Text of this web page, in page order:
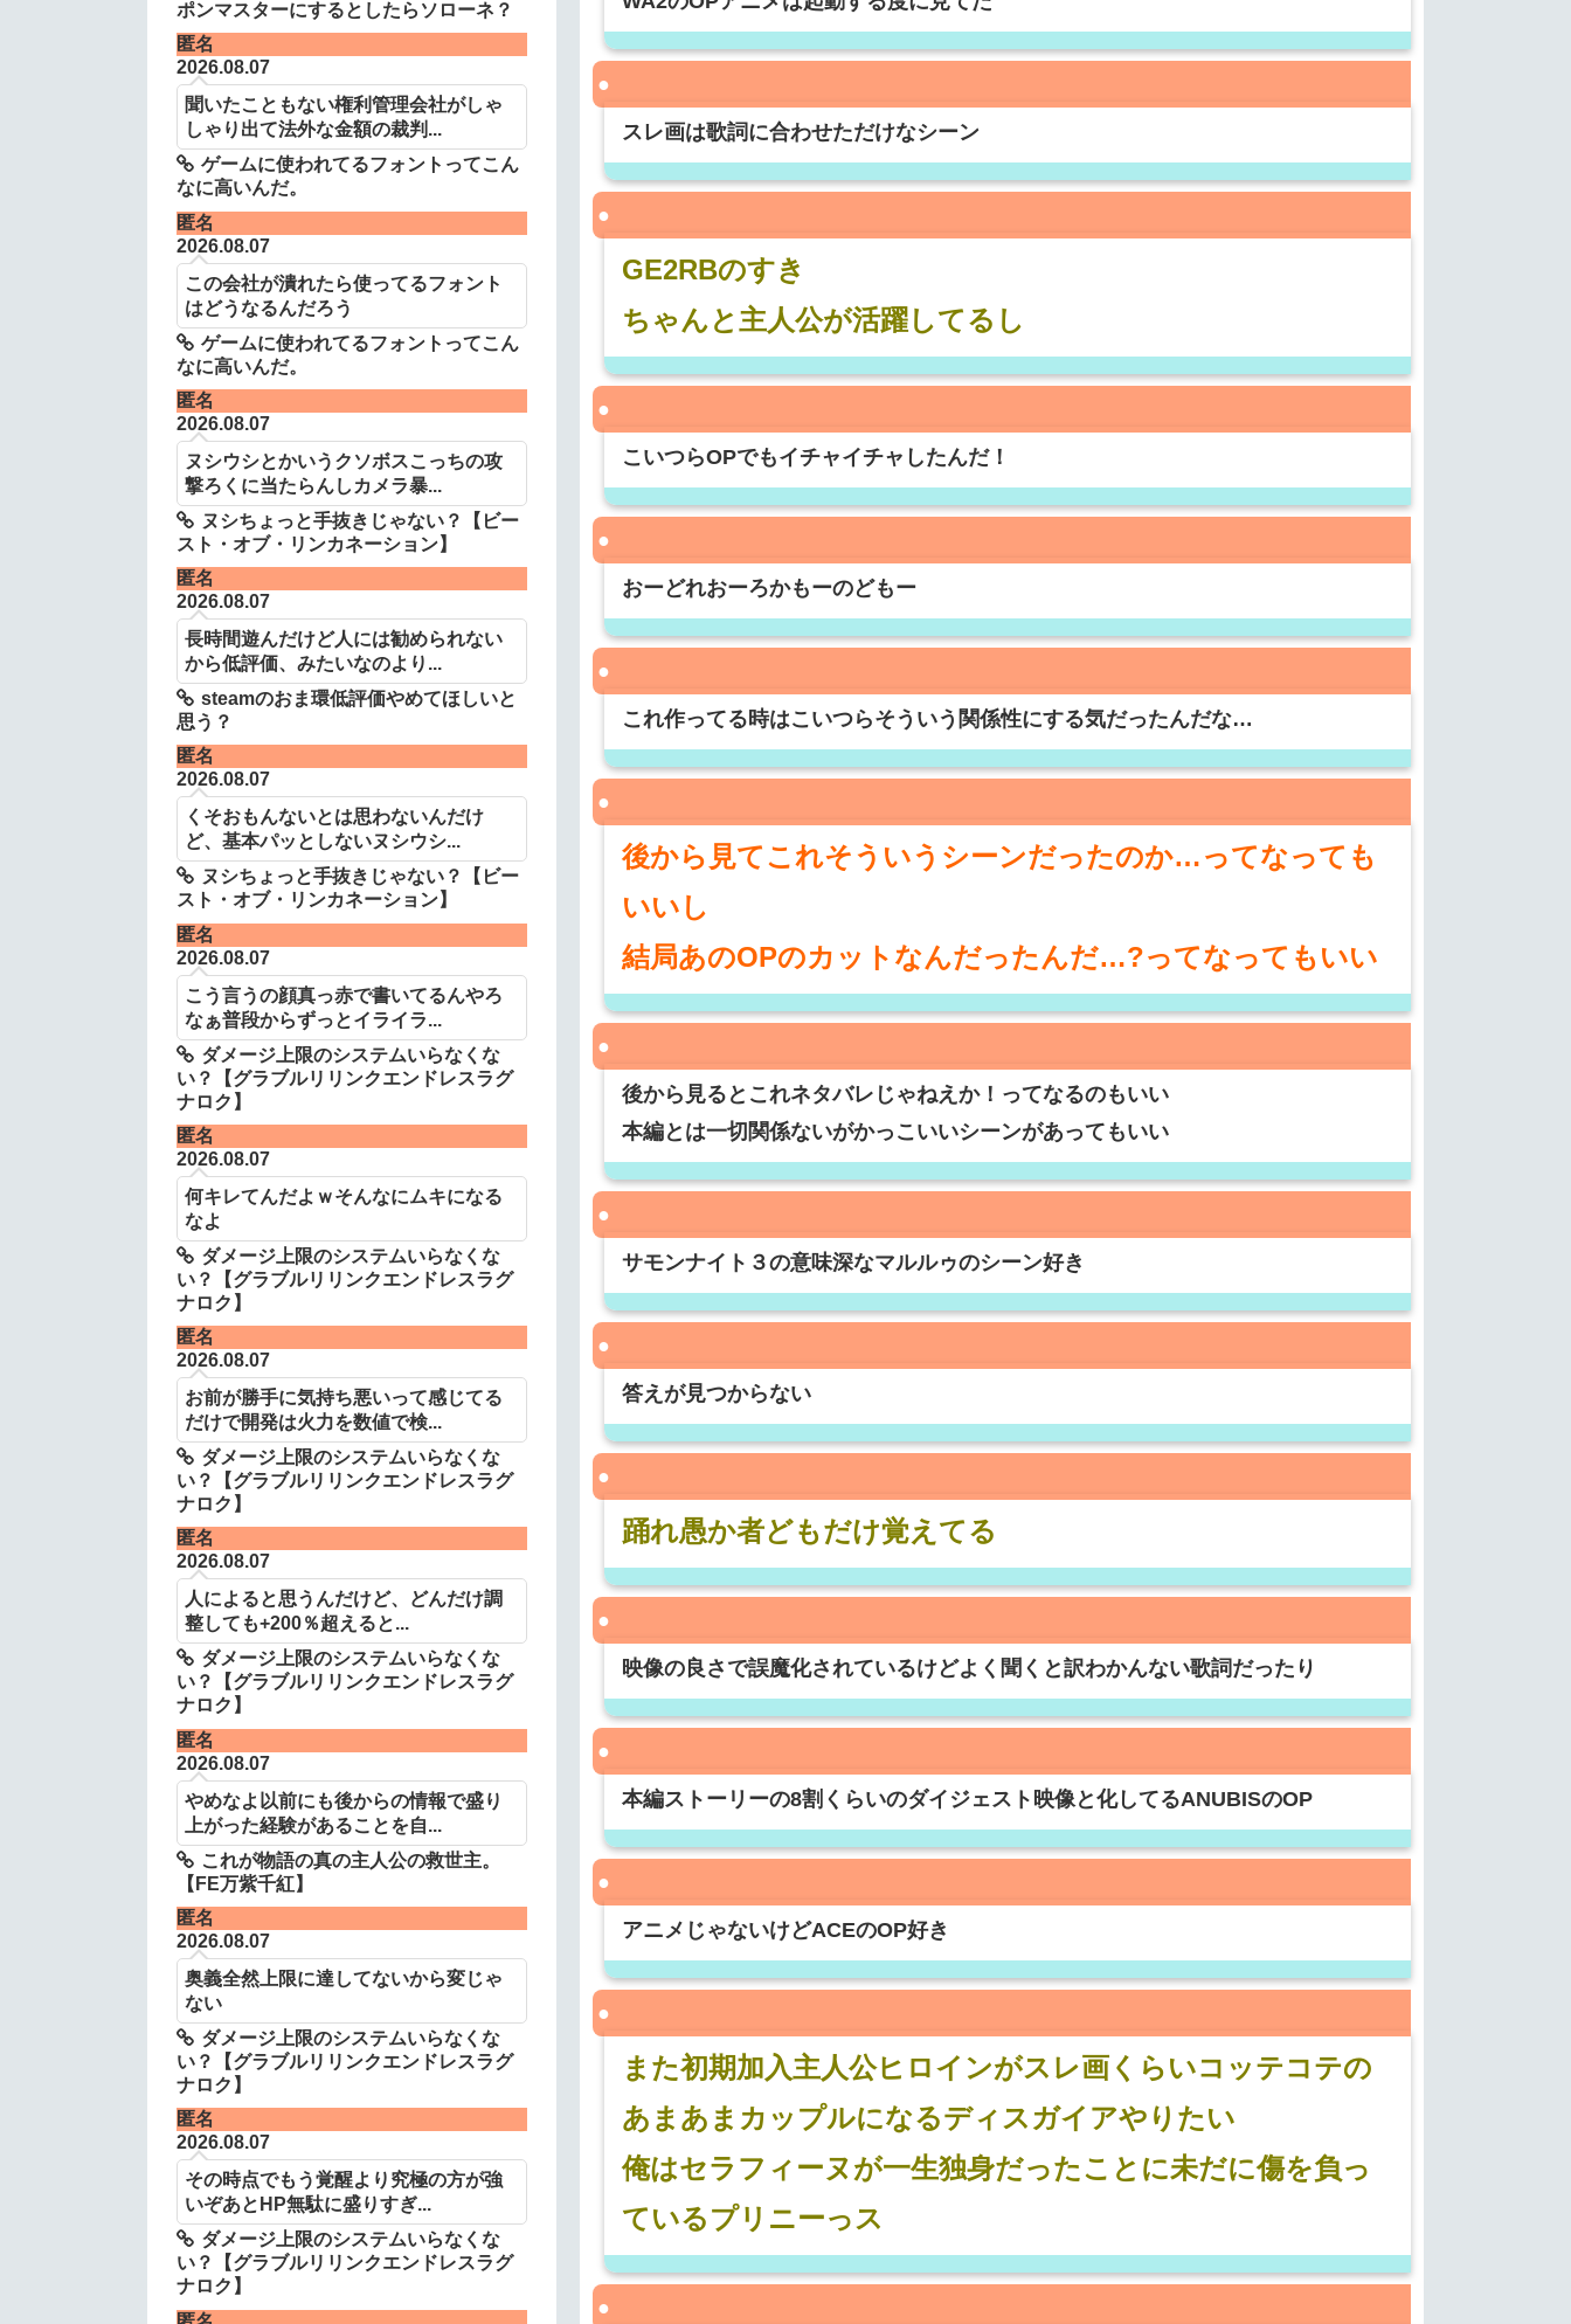
スレ画は歌詞に合わせただけなシーン
GE2RBのすき
ちゃんと主人公が活躍してるし
こいつらOPでもイチャイチャしたんだ！
おーどれおーろかもーのどもー
これ作ってる時はこいつらそういう関係性にする気だったんだな…
後から見てこれそういうシーンだったのか…ってなっても
いいし
結局あのOPのカットなんだったんだ…?ってなってもいい
後から見るとこれネタバレじゃねえか！ってなるのもいい
本編とは一切関係ないがかっこいいシーンがあってもいい
サモンナイト３の意味深なマルルゥのシーン好き
答えが見つからない
踊れ愚か者どもだけ覚えてる
映像の良さで誤魔化されているけどよく聞くと訳わかんない歌詞だったり
本編ストーリーの8割くらいのダイジェスト映像と化してるANUBISのOP
アニメじゃないけどACEのOP好き
また初期加入主人公ヒロインがスレ画くらいコッテコテの
あまあまカップルになるディスガイアやりたい
俺はセラフィーヌが一生独身だったことに未だに傷を負っ
ているプリニーっス
ポンマスターにするとしたらソローネ？
匿名
2026.08.07
聞いたこともない権利管理会社がしゃ
しゃり出て法外な金額の裁判...
ゲームに使われてるフォントってこん
なに高いんだ。
匿名
2026.08.07
この会社が潰れたら使ってるフォント
はどうなるんだろう
ゲームに使われてるフォントってこん
なに高いんだ。
匿名
2026.08.07
ヌシウシとかいうクソボスこっちの攻
撃ろくに当たらんしカメラ暴...
ヌシちょっと手抜きじゃない？【ビー
スト・オブ・リンカネーション】
匿名
2026.08.07
長時間遊んだけど人には勧められない
から低評価、みたいなのより...
steamのおま環低評価やめてほしいと
思う？
匿名
2026.08.07
くそおもんないとは思わないんだけ
ど、基本パッとしないヌシウシ...
ヌシちょっと手抜きじゃない？【ビー
スト・オブ・リンカネーション】
匿名
2026.08.07
こう言うの顔真っ赤で書いてるんやろ
なぁ普段からずっとイライラ...
ダメージ上限のシステムいらなくな
い？【グラブルリリンクエンドレスラグ
ナロク】
匿名
2026.08.07
何キレてんだよｗそんなにムキになる
なよ
ダメージ上限のシステムいらなくな
い？【グラブルリリンクエンドレスラグ
ナロク】
匿名
2026.08.07
お前が勝手に気持ち悪いって感じてる
だけで開発は火力を数値で検...
ダメージ上限のシステムいらなくな
い？【グラブルリリンクエンドレスラグ
ナロク】
匿名
2026.08.07
人によると思うんだけど、どんだけ調
整しても+200％超えると...
ダメージ上限のシステムいらなくな
い？【グラブルリリンクエンドレスラグ
ナロク】
匿名
2026.08.07
やめなよ以前にも後からの情報で盛り
上がった経験があることを自...
これが物語の真の主人公の救世主。
【FE万紫千紅】
匿名
2026.08.07
奥義全然上限に達してないから変じゃ
ない
ダメージ上限のシステムいらなくな
い？【グラブルリリンクエンドレスラグ
ナロク】
匿名
2026.08.07
その時点でもう覚醒より究極の方が強
いぞあとHP無駄に盛りすぎ...
ダメージ上限のシステムいらなくな
い？【グラブルリリンクエンドレスラグ
ナロク】